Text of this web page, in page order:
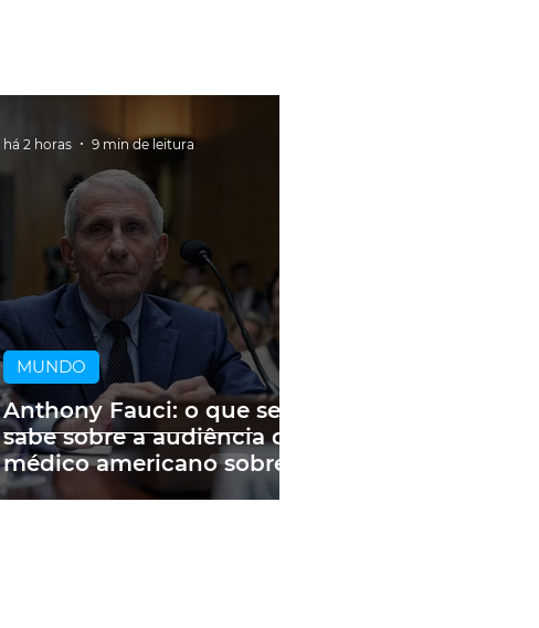
Anthony Fauci: o que se
sabe sobre a audiência do
médico americano sobre
a pandemia e as fake
MUNDO
há 2 horas 9 min de leitura